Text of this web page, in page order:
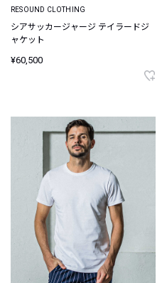
RESOUND CLOTHING
シアサッカージャージ テイラードジ
ャケット
¥60,500